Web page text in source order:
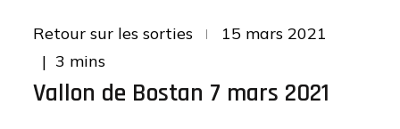
Retour sur les sorties
Posted
15 mars 2021
3 mins
Vallon de Bostan 7 mars 2021